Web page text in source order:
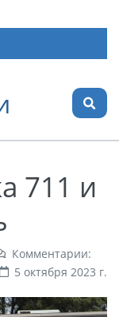
711 и
Комментарии:
5 октября 2023 г.